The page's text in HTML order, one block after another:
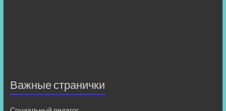
Важные странички